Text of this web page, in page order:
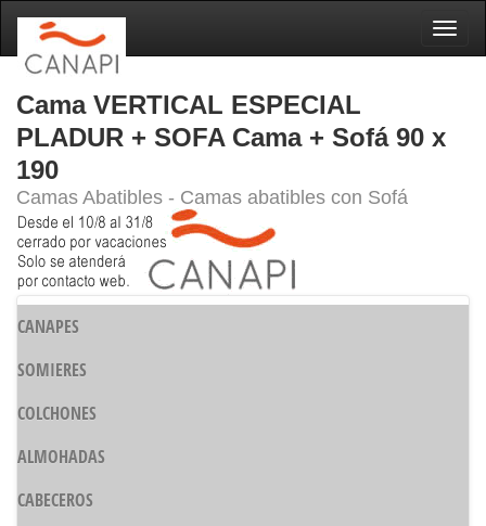
Cama VERTICAL ESPECIAL
PLADUR + SOFA Cama + Sofá 90 x
190
Camas Abatibles - Camas abatibles con Sofá
CANAPES
SOMIERES
COLCHONES
ALMOHADAS
CABECEROS